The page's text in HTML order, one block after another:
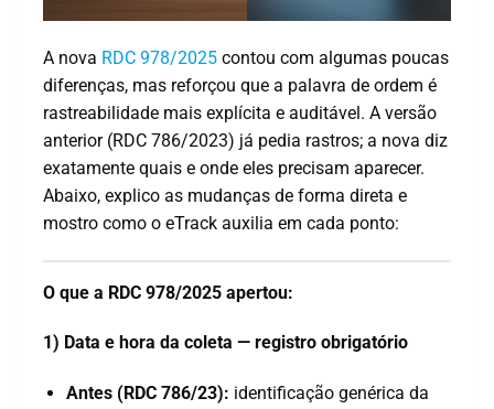
A nova RDC 978/2025 contou com algumas poucas
diferenças, mas reforçou que a palavra de ordem é
rastreabilidade mais explícita e auditável. A versão
anterior (RDC 786/2023) já pedia rastros; a nova diz
exatamente quais e onde eles precisam aparecer.
Abaixo, explico as mudanças de forma direta e
mostro como o eTrack auxilia em cada ponto:
O que a RDC 978/2025 apertou:
1) Data e hora da coleta — registro obrigatório
Antes (RDC 786/23): identificação genérica da